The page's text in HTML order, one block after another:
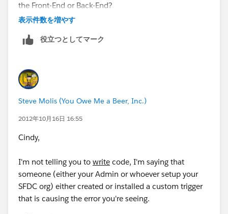
the Front-End or Back-End?
表示件数を増やす
役立つとしてマーク
Steve Molis (You Owe Me a Beer, Inc.)
2012年10月16日 16:55
Cindy,
I'm not telling you to write code, I'm saying that
someone (either your Admin or whoever setup your
SFDC org) either created or installed a custom trigger
that is causing the error you're seeing.